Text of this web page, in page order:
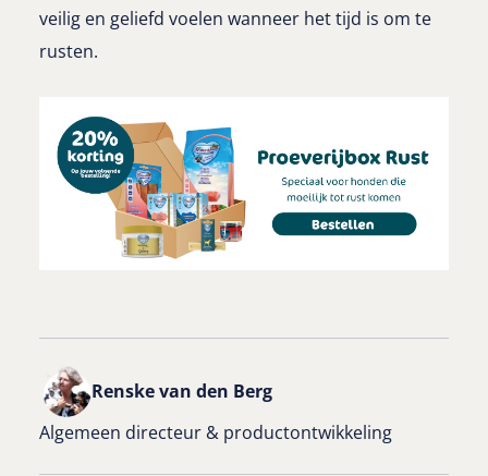
veilig en geliefd voelen wanneer het tijd is om te
rusten.
Renske van den Berg
Algemeen directeur & productontwikkeling